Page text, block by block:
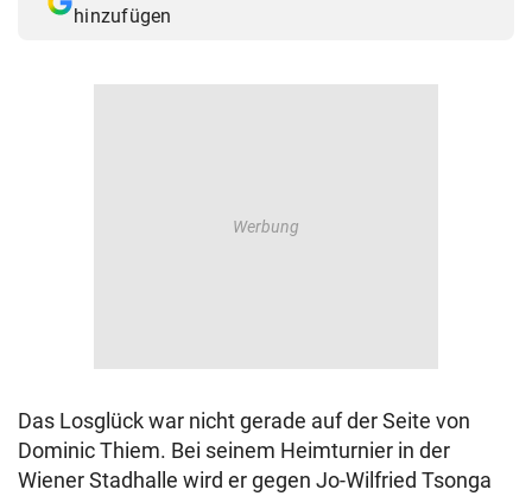
hinzufügen
Das Losglück war nicht gerade auf der Seite von
Dominic Thiem. Bei seinem Heimturnier in der
Wiener Stadhalle wird er gegen Jo-Wilfried Tsonga